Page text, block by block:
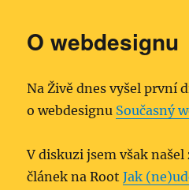
O webdesignu
Na Živě dnes vyšel první
o webdesignu Současný
V diskuzi jsem však
článek na RootJak